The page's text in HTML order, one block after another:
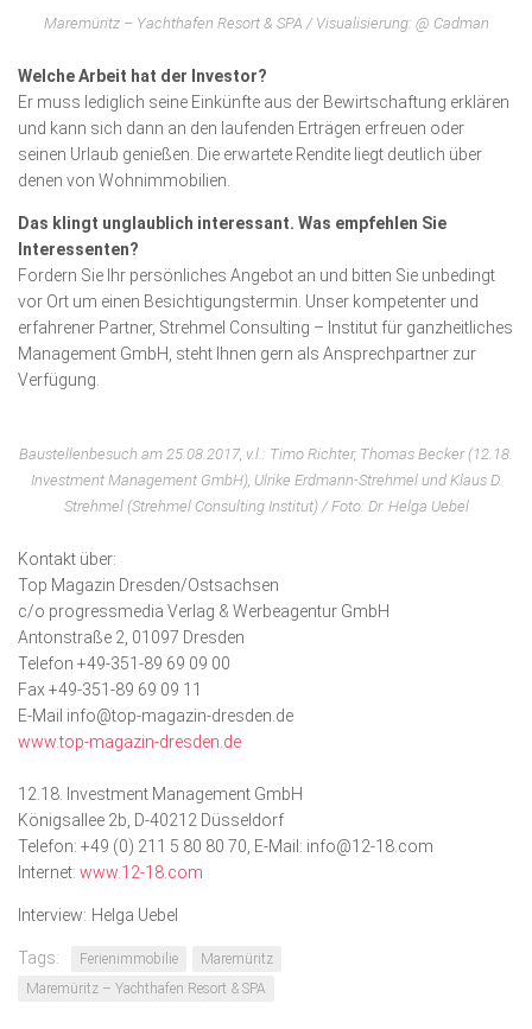
Maremüritz – Yachthafen Resort & SPA / Visualisierung: @ Cadman
Welche Arbeit hat der Investor?
Er muss lediglich seine Einkünfte aus der Bewirt­schaftung erklären
und kann sich dann an den laufenden Erträgen erfreuen oder
seinen Urlaub genießen. Die erwartete Rendite liegt deutlich über
denen von Wohnimmobilien.
Das klingt unglaublich interessant. Was empfehlen Sie
Interessenten?
Fordern Sie Ihr persönliches Angebot an und bitten Sie unbedingt
vor Ort um einen Besichtigungstermin. Unser kompetenter und
erfahrener Partner, Strehmel Consulting – Insti­tut für ganzheitliches
Management GmbH, steht Ihnen gern als Ansprechpartner zur
Verfügung.
Baustellenbesuch am 25.08.2017, v.l.: Timo Richter, Thomas Becker (12.18.
Investment Manage­ment GmbH), Ulrike Erdmann-Strehmel und Klaus D.
Strehmel (Strehmel Consulting Institut) / Foto: Dr. Helga Uebel
Kontakt über:
Top Magazin Dresden/Ostsachsen
c/o progressmedia Verlag & Werbeagentur GmbH
Antonstraße 2, 01097 Dresden
Telefon +49-351-89 69 09 00
Fax +49-351-89 69 09 11
E-Mail info@top-magazin-dresden.de
www.top-magazin-dresden.de
12.18. Investment Management GmbH
Königsallee 2b, D-40212 Düsseldorf
Telefon: +49 (0) 211 5 80 80 70, E-Mail: info@12-18.com
Internet: www.12-18.com
Interview: Helga Uebel
Tags: Ferien­immobilie
Maremüritz
Maremüritz – Yachthafen Resort & SPA